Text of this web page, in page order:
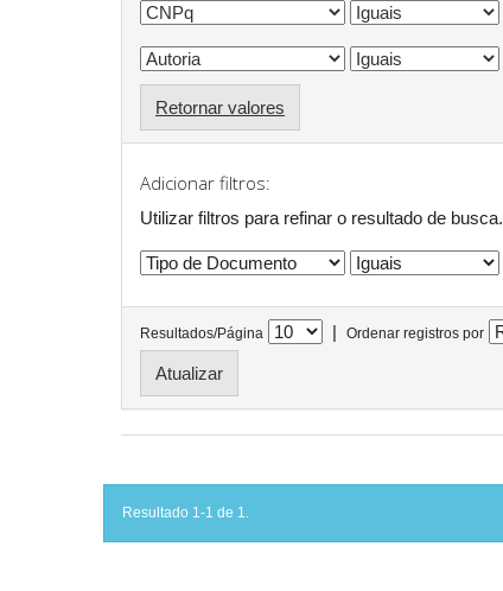
Retornar valores
Adicionar filtros:
Utilizar filtros para refinar o resultado de busca.
Resultados/Página | Ordenar registros por
Resultado 1-1 de 1.